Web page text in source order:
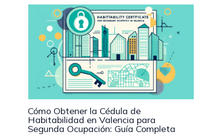
Cómo Obtener la Cédula de
Habitabilidad en Valencia para
Segunda Ocupación: Guía Completa